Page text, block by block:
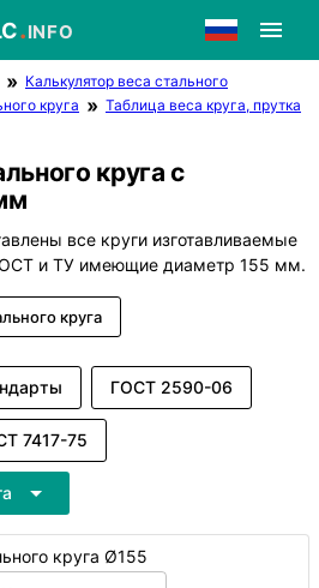
.INFO
Калькулятор веса стального
круга
Таблица веса круга, прутка
круга с
все круги изготавливаемые
и ТУ имеющие диаметр 155 мм.
круга
ГОСТ 2590-06
7417-75
круга Ø155